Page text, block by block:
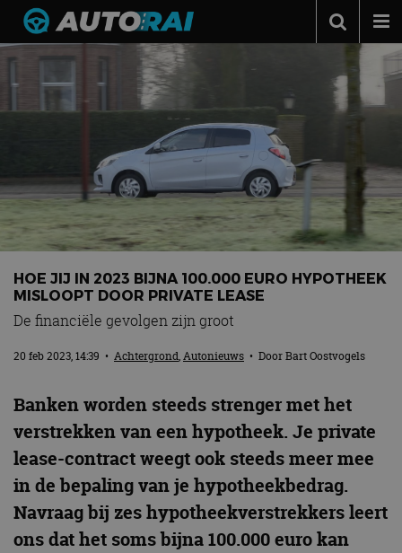
Autonieuws
Automerken
Adverteren
Contact
HOE JIJ IN 2023 BIJNA 100.000 EURO HYPOTHEEK
MISLOOPT DOOR PRIVATE LEASE
De financiële gevolgen zijn groot
20 feb 2023, 14:39 • Achtergrond,Autonieuws • DoorBart Oostvogels
Banken worden steeds strenger met het
verstrekken van een hypotheek. Je private
lease-contract weegt ook steeds meer mee
in de bepaling van je hypotheekbedrag.
Navraag bij zes hypotheekverstrekkers leert
ons dat het soms bijna 100.000 euro kan